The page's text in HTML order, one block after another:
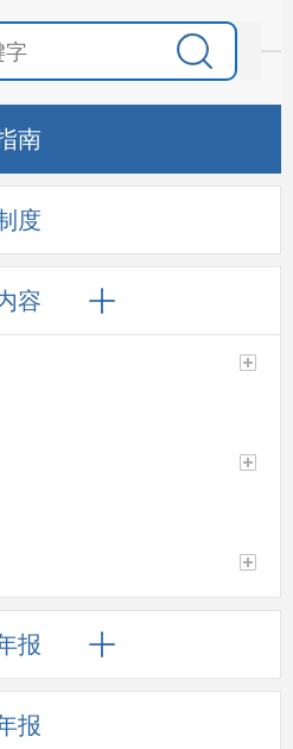
南
度
容
报
报